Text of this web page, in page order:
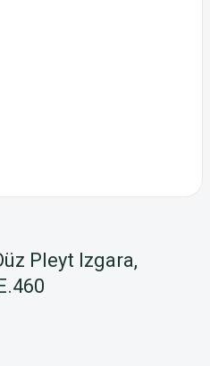
Pleyt Izgara,